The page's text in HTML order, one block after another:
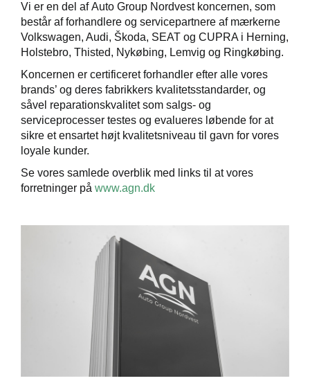
Vi er en del af Auto Group Nordvest koncernen, som
består af forhandlere og servicepartnere af mærkerne
Volkswagen, Audi, Škoda, SEAT og CUPRA i Herning,
Holstebro, Thisted, Nykøbing, Lemvig og Ringkøbing.
Koncernen er certificeret forhandler efter alle vores
brands’ og deres fabrikkers kvalitetsstandarder, og
såvel reparationskvalitet som salgs- og
serviceprocesser testes og evalueres løbende for at
sikre et ensartet højt kvalitetsniveau til gavn for vores
loyale kunder.
Se vores samlede overblik med links til at vores
forretninger på www.agn.dk